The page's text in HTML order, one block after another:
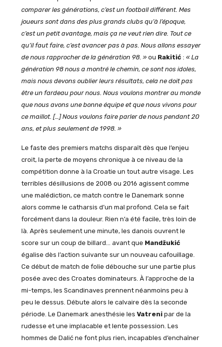
comparer les générations, c’est un football différent. Mes
joueurs sont dans des plus grands clubs qu’à l’époque,
c’est un petit avantage, mais ça ne veut rien dire. Tout ce
qu’il faut faire, c’est avancer pas à pas. Nous allons essayer
de nous rapprocher de la génération 98. »ou Rakitić : « La
génération 98 nous a montré le chemin, ce sont nos idoles,
mais nous devons oublier leurs résultats, cela ne doit pas
être un fardeau pour nous. Nous voulons montrer au monde
que nous avons une bonne équipe et que nous vivons pour
ce maillot. […] Nous voulons faire parler de nous pendant 20
ans, et plus seulement de 1998. »
Le faste des premiers matchs disparaît dès que l’enjeu
croit, la perte de moyens chronique à ce niveau de la
compétition donne à la Croatie un tout autre visage. Les
terribles désillusions de 2008 ou 2016 agissent comme
une malédiction, ce match contre le Danemark sonne
alors comme le catharsis d’un mal profond. Cela se fait
forcément dans la douleur. Rien n’a été facile, très loin de
là. Après seulement une minute, les danois ouvrent le
score sur un coup de billard… avant que Mandžukić
égalise dès l’action suivante sur un nouveau cafouillage.
Ce début de match de folie débouche sur une partie plus
posée avec des Croates dominateurs. À l’approche de la
mi-temps, les Scandinaves prennent néanmoins peu à
peu le dessus. Débute alors le calvaire dès la seconde
période. Le Danemark anesthésie les Vatrenipar de la
rudesse et une implacable et lente possession. Les
hommes de Dalić ne font plus rien, incapables d’enchaîner